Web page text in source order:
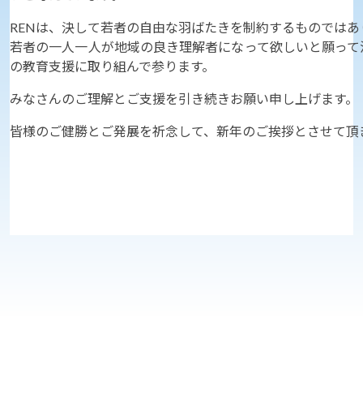
RENは、決して若者の自由な羽ばたきを制約するものでは
若者の一人一人が地域の良き理解者になって欲しいと願っ
の教育支援に取り組んで参ります。
みなさんのご理解とご支援を引き続きお願い申し上げます。
皆様のご健勝とご発展を祈念して、新年のご挨拶とさせて頂